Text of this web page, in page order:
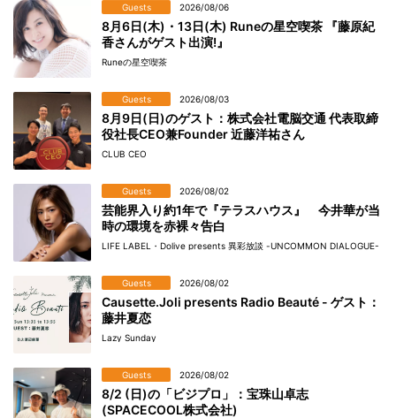
Guests 2026/08/06
8月6日(木)・13日(木) Runeの星空喫茶 『藤原紀
香さんがゲスト出演!』
Runeの星空喫茶
Guests 2026/08/03
8月9日(日)のゲスト：株式会社電脳交通 代表取締
役社長CEO兼Founder 近藤洋祐さん
CLUB CEO
Guests 2026/08/02
芸能界入り約1年で『テラスハウス』 今井華が当
時の環境を赤裸々告白
LIFE LABEL・Dolive presents 異彩放談 -UNCOMMON DIALOGUE-
Guests 2026/08/02
Causette.Joli presents Radio Beauté - ゲスト：
藤井夏恋
Lazy Sunday
Guests 2026/08/02
8/2 (日)の「ビジプロ」：宝珠山卓志
(SPACECOOL株式会社)